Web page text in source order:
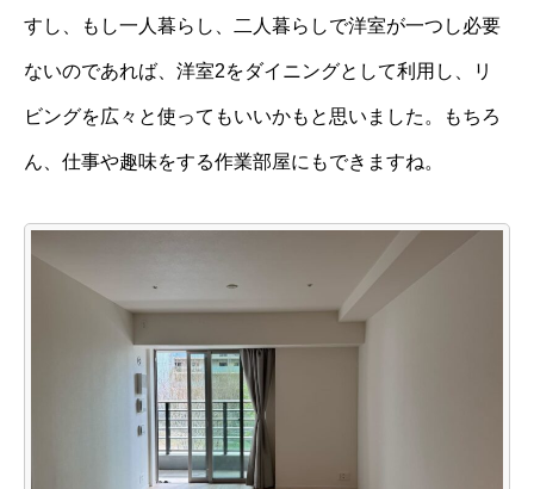
すし、もし一人暮らし、二人暮らしで洋室が一つし必要
ないのであれば、洋室2をダイニングとして利用し、リ
ビングを広々と使ってもいいかもと思いました。もちろ
ん、仕事や趣味をする作業部屋にもできますね。